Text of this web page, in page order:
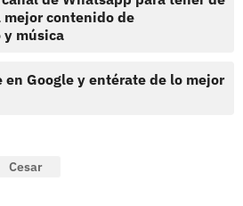
mejor contenido de
música
en Google y entérate de lo mejor
Cesar